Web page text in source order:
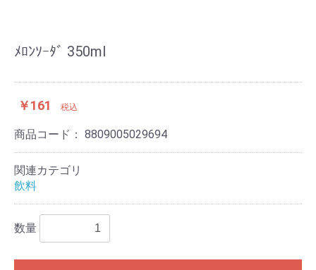
ﾒﾛﾝｿｰﾀﾞ 350ml
￥161 税込
商品コード： 8809005029694
関連カテゴリ
飲料
数量